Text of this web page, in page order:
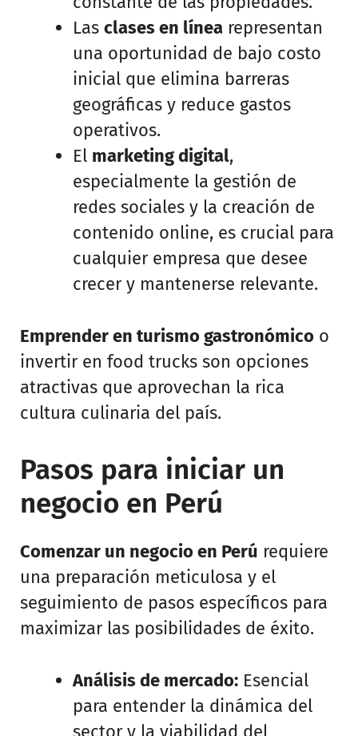
Las clases en línea representan
una oportunidad de bajo costo
inicial que elimina barreras
geográficas y reduce gastos
operativos.
El marketing digital,
especialmente la gestión de
redes sociales y la creación de
contenido online, es crucial para
cualquier empresa que desee
crecer y mantenerse relevante.
Emprender en turismo gastronómico o
invertir en food trucks son opciones
atractivas que aprovechan la rica
cultura culinaria del país.
Pasos para iniciar un
negocio en Perú
Comenzar un negocio en Perú requiere
una preparación meticulosa y el
seguimiento de pasos específicos para
maximizar las posibilidades de éxito.
Análisis de mercado: Esencial
para entender la dinámica del
sector y la viabilidad del